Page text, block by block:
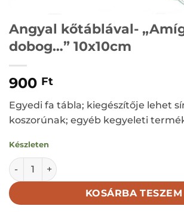
Angyal kőtáblával-
dobog…” 10x10cm
900 Ft
Egyedi fa tábla; kiegészítője lehet
koszorúnak; egyéb kegyeleti
Készleten
Angyal kőtáblával- "Amíg szívünk
KOSÁRBA TESZEM